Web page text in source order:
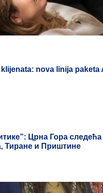
nova linija paketa
Црна Гора следећа
Тиране и Приштине